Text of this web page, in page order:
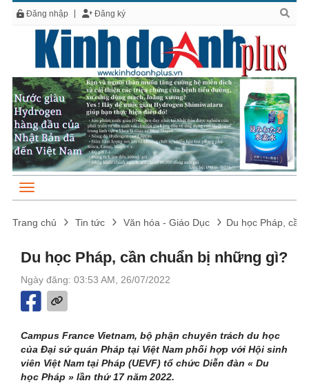
Đăng nhập Đăng ký
Trang chủ Tin tức Văn hóa - Giáo Dục Du học Pháp, cần
Du học Pháp, cần chuẩn bị những gì?
Ngày đăng: 03:53 AM, 26/07/2022
Campus France Vietnam, bộ phận chuyên trách du học
của Đại sứ quán Pháp tại Việt Nam phối hợp với Hội sinh
viên Việt Nam tại Pháp (UEVF) tổ chức Diễn đàn « Du
học Pháp » lần thứ 17 năm 2022.